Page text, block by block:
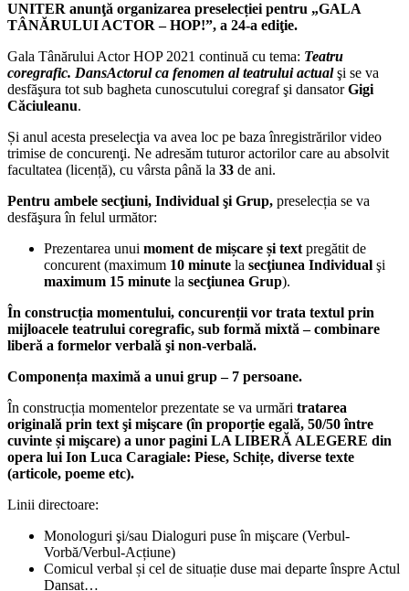
UNITER anunţă organizarea preselecției pentru „GALA
TÂNĂRULUI ACTOR – HOP!”, a 24-a ediţie.
Gala Tânărului Actor HOP 2021 continuă cu tema: Teatru
coregrafic. DansActorul ca fenomen al teatrului actual şi se va
desfăşura tot sub bagheta cunoscutului coregraf şi dansatorGigi
Căciuleanu.
Și anul acesta preselecţia va avea loc pe baza înregistrărilor video
trimise de concurenţi. Ne adresăm tuturor actorilor care au absolvit
facultatea (licență), cu vârsta până la 33 de ani.
Pentru ambele secţiuni, Individual şi Grup, preselecția se va
desfăşura în felul următor:
Prezentarea unui moment de mișcare și text pregătit de
concurent (maximum 10 minute la secţiunea Individual şi
maximum 15 minute la secţiunea Grup).
În construcția momentului, concurenții vor trata textul prin
mijloacele teatrului coregrafic, sub formă mixtă – combinare
liberă a formelor verbală şi non-verbală.
Componența maximă a unui grup – 7 persoane.
În construcția momentelor prezentate se va urmări tratarea
originală prin text şi mişcare (în proporție egală, 50/50 între
cuvinte și mişcare) a unor pagini LA LIBERĂ ALEGERE din
opera lui Ion Luca Caragiale: Piese, Schițe, diverse texte
(articole, poeme etc).
Linii directoare:
Monologuri şi/sau Dialoguri puse în mişcare (Verbul-
Vorbă/Verbul-Acțiune)
Comicul verbal și cel de situație duse mai departe înspre Actul
Dansat…